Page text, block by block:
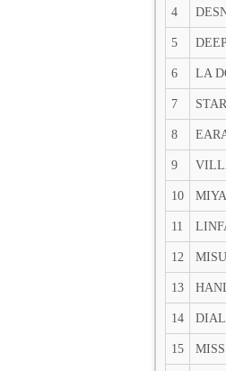
4
5
6 LA
7
8
9
10
11
12
13
14
15